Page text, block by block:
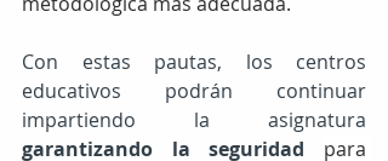
Con estas pautas, los centros
educativos podrán continuar
garantizando la seguridad para